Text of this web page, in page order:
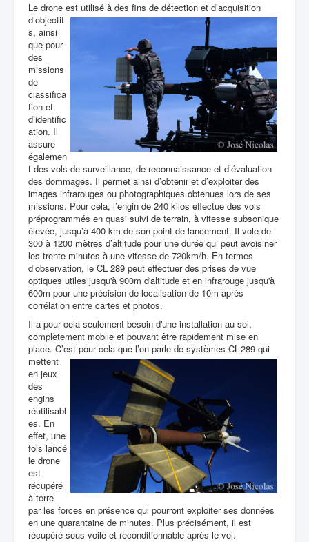
Le drone est utilisé à des fins de détection et d’acquisition
d’objectif
s, ainsi
que pour
des
missions
de
classifica
tion et
d’identific
ation. Il
assure
égalemen
t des vols de surveillance, de reconnaissance et d’évaluation
des dommages. Il permet ainsi d’obtenir et d’exploiter des
images infrarouges ou photographiques obtenues lors de ses
missions. Pour cela, l’engin de 240 kilos effectue des vols
préprogrammés en quasi suivi de terrain, à vitesse subsonique
élevée, jusqu’à 400 km de son point de lancement. Il vole de
300 à 1200 mètres d’altitude pour une durée qui peut avoisiner
les trente minutes à une vitesse de 720km/h. En termes
d’observation, le CL 289 peut effectuer des prises de vue
optiques utiles jusqu'à 900m d'altitude et en infrarouge jusqu'à
600m pour une précision de localisation de 10m après
corrélation entre cartes et photos.
Il a pour cela seulement besoin d'une installation au sol,
complètement mobile et pouvant être rapidement mise en
place. C’est pour cela que l’on parle de systèmes CL-289 qui
mettent
en jeux
des
engins
réutilisabl
es. En
effet, une
fois lancé
le drone
est
récupéré
à terre
par les forces en présence qui pourront exploiter ses données
en une quarantaine de minutes. Plus précisément, il est
récupéré sous voile et reconditionnable après le vol.